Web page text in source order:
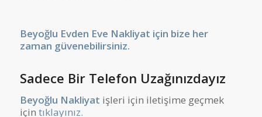
Beyoğlu Evden Eve Nakliyat için bize her
zaman güvenebilirsiniz.
Sadece Bir Telefon Uzağınızdayız
Beyoğlu Nakliyat işleri için iletişime geçmek
için tıklayınız.